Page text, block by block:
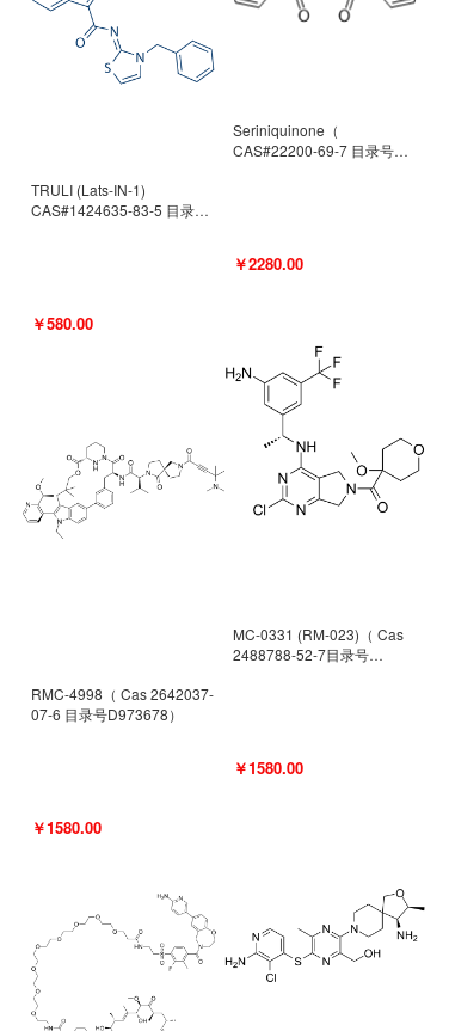
TRULI (Lats-IN-1)
CAS#1424635-83-5 目录号
￥580.00
RMC-4998（ Cas 2642037-
07-6 目录号D973678）
￥1580.00
Seriniquinone（
CAS#22200-69-7 目录号
￥2280.00
MC-0331 (RM-023)（ Cas
2488788-52-7目录号
￥1580.00